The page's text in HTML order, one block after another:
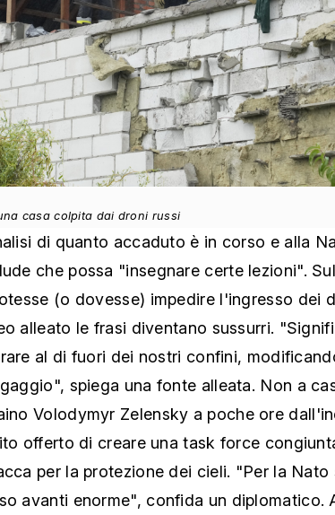
casa colpita dai droni russi
di quanto accaduto è in corso e alla
che possa "insegnare certe lezioni".
(o dovesse) impedire l'ingresso dei
alleato le frasi diventano sussurri.
al di fuori dei nostri confini,
spiega una fonte alleata. Non a
Volodymyr Zelensky a poche ore
offerto di creare una task force
per la protezione dei cieli. "Per la Nato
avanti enorme", confida un diplomatico.